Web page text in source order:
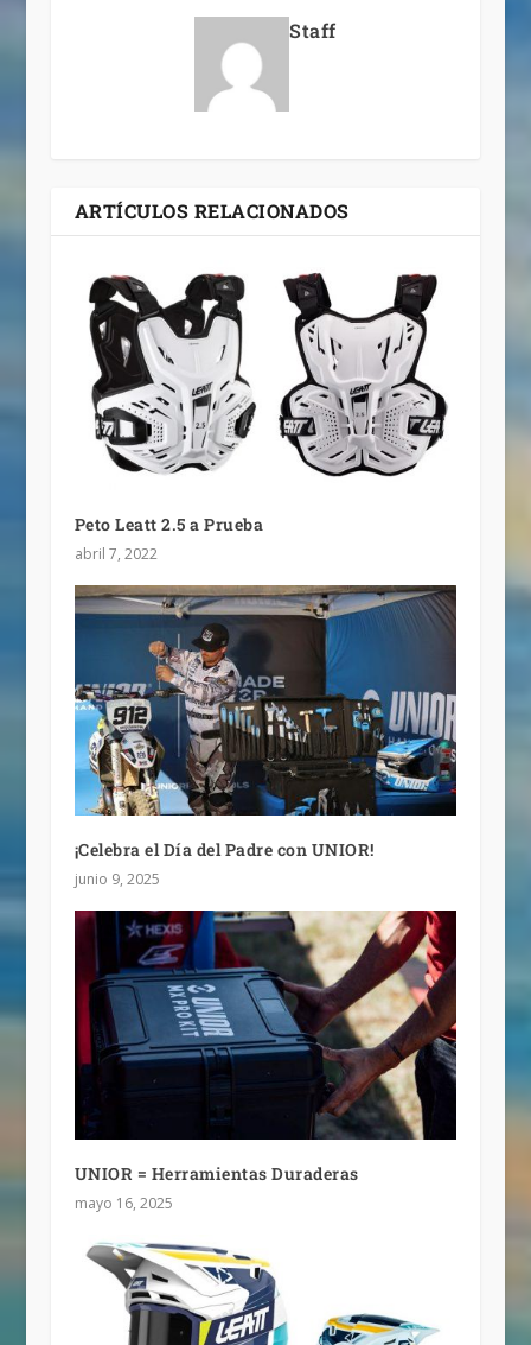
Staff
ARTÍCULOS RELACIONADOS
Peto Leatt 2.5 a Prueba
abril 7, 2022
¡Celebra el Día del Padre con UNIOR!
junio 9, 2025
UNIOR = Herramientas Duraderas
mayo 16, 2025